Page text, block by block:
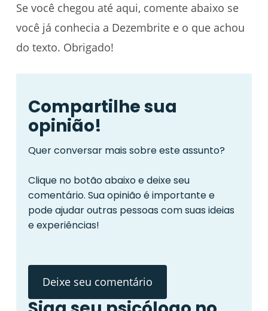
Se você chegou até aqui, comente abaixo se
você já conhecia a Dezembrite e o que achou
do texto. Obrigado!
Compartilhe sua
opinião!
Quer conversar mais sobre este assunto?
Clique no botão abaixo e deixe seu
comentário. Sua opinião é importante e
pode ajudar outras pessoas com suas ideias
e experiências!
Deixe seu comentário